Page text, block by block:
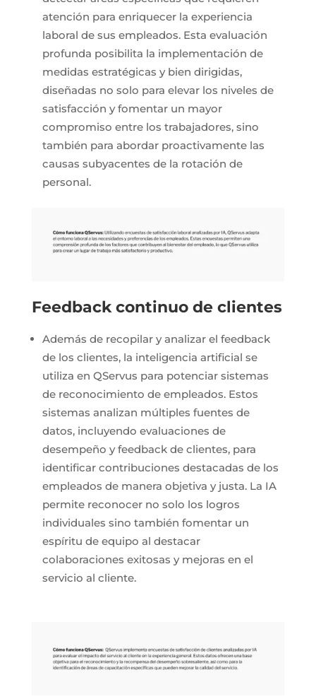
atención para enriquecer la experiencia
laboral de sus empleados. Esta evaluación
profunda posibilita la implementación de
medidas estratégicas y bien dirigidas,
diseñadas no solo para elevar los niveles de
satisfacción y fomentar un mayor
compromiso entre los trabajadores, sino
también para abordar proactivamente las
causas subyacentes de la rotación de
personal.
Feedback continuo de clientes
Además de recopilar y analizar el feedback
de los clientes, la inteligencia artificial se
utiliza en QServus para potenciar sistemas
de reconocimiento de empleados. Estos
sistemas analizan múltiples fuentes de
datos, incluyendo evaluaciones de
desempeño y feedback de clientes, para
identificar contribuciones destacadas de los
empleados de manera objetiva y justa. La IA
permite reconocer no solo los logros
individuales sino también fomentar un
espíritu de equipo al destacar
colaboraciones exitosas y mejoras en el
servicio al cliente.